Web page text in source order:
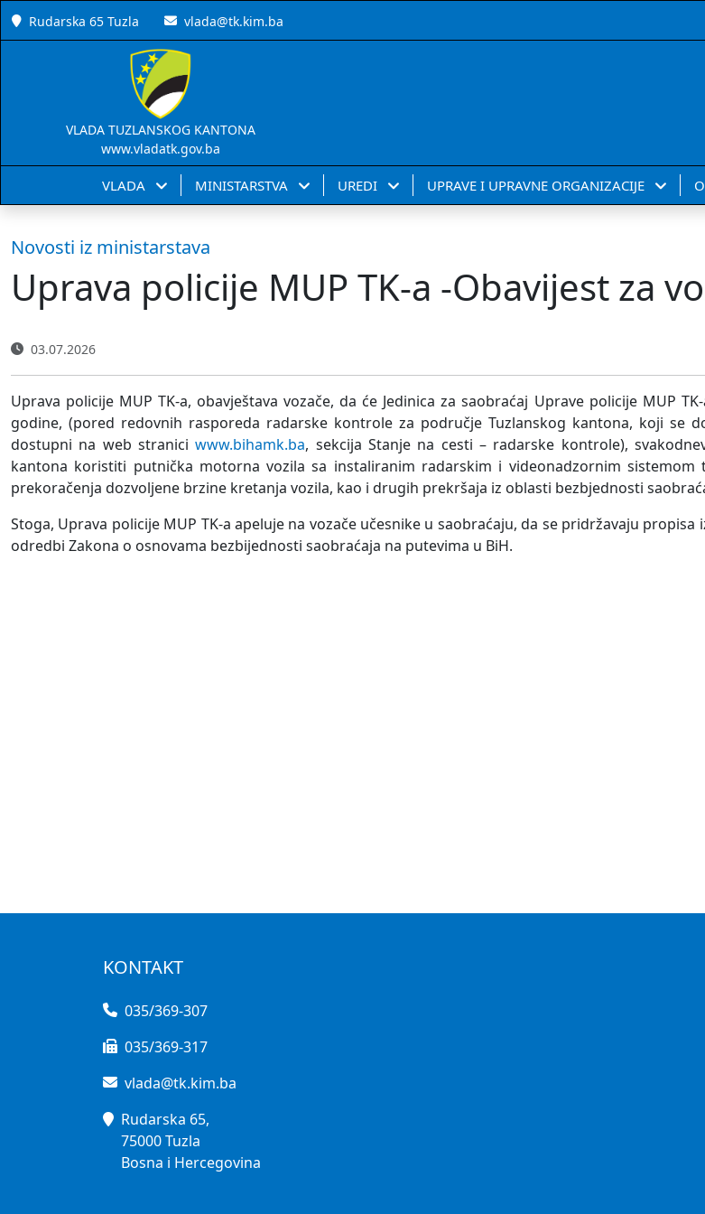
Rudarska 65 Tuzla vlada@tk.kim.ba
VLADA TUZLANSKOG KANTONA
www.vladatk.gov.ba
VLADA MINISTARSTVA UREDI UPRAVE I UPRAVNE ORGANIZACIJE
Novosti iz ministarstava
Uprava policije MUP TK-a -Obavijest za
03.07.2026
Uprava policije MUP TK-a, obavještava vozače, da će Jedinica za saobraćaj Uprave policije MUP
godine, (pored redovnih rasporeda radarske kontrole za područje Tuzlanskog kantona, koji se
dostupni na web straniciwww.bihamk.ba, sekcija Stanje na cesti – radarske kontrole),
kantona koristiti putnička motorna vozila sa instaliranim radarskim i videonadzornim sistemom
prekoračenja dozvoljene brzine kretanja vozila, kao i drugih prekršaja iz oblasti bezbjednosti
Stoga, Uprava policije MUP TK-a apeluje na vozače učesnike u saobraćaju, da se pridržavaju
odredbi Zakona o osnovama bezbijednosti saobraćaja na putevima u BiH.
KONTAKT
035/369-307
035/369-317
vlada@tk.kim.ba
Rudarska 65,
75000 Tuzla
Bosna i Hercegovina